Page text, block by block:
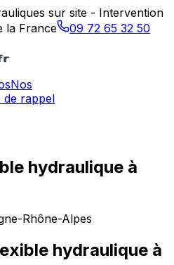
sur site - Intervention
la France
09 72 65 32 50
Nos
de rappel
hydraulique à
Rhône-Alpes
hydraulique à